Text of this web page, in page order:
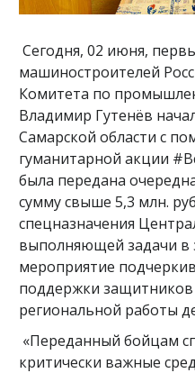
Сегодня, 02 июня,
машиностроителей
Комитета по
Владимир Гутенёв
Самарской области с
гуманитарной акции
была передана
сумму свыше 5,3 млн.
спецназначения
выполняющей задачи в
мероприятие
поддержки защитников
региональной работы
«Переданный бойцам
критически важные